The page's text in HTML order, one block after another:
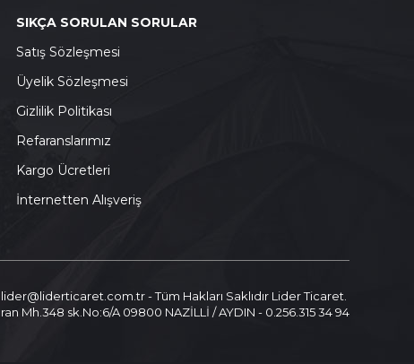
SIKÇA SORULAN SORULAR
Satış Sözleşmesi
Üyelik Sözleşmesi
Gizlilik Politikası
Refaranslarımız
Kargo Ücretleri
İnternetten Alışveriş
- Tüm Hakları Saklıdır Lider Ticaret.
Mh.348 sk.No:6/A 09800 NAZİLLİ / AYDIN - 0.256.315 34 94